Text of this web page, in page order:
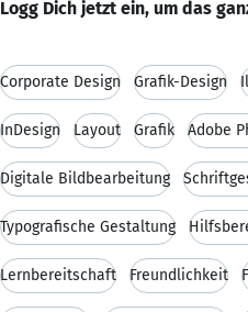
Logg Dich jetzt ein, um das
Corporate Design Grafik-Design
InDesign Layout Grafik Adobe
Digitale Bildbearbeitung
Typografische Gestaltung
Lernbereitschaft Freundlichkeit